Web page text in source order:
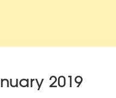
mentorer, skicka ett
pepp privat eller om du
2019